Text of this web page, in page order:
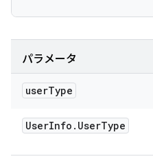
パラメータ
userType
UserInfo . UserType